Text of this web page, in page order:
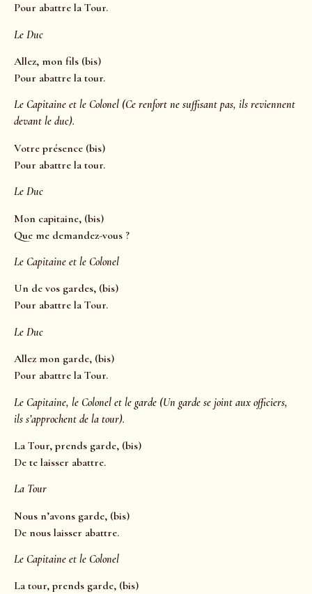
Pour abattre la Tour.
Le Duc
Allez, mon fils (bis)
Pour abattre la tour.
Le Capitaine et le Colonel (Ce renfort ne suffisant pas, ils reviennent
devant le duc).
Votre présence (bis)
Pour abattre la tour.
Le Duc
Mon capitaine, (bis)
Que me demandez-vous ?
Le Capitaine et le Colonel
Un de vos gardes, (bis)
Pour abattre la Tour.
Le Duc
Allez mon garde, (bis)
Pour abattre la Tour.
Le Capitaine, le Colonel et le garde (Un garde se joint aux officiers,
ils s’approchent de la tour).
La Tour, prends garde, (bis)
De te laisser abattre.
La Tour
Nous n’avons garde, (bis)
De nous laisser abattre.
Le Capitaine et le Colonel
La tour, prends garde, (bis)